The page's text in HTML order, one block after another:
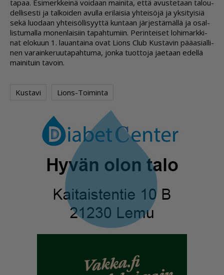
ta­paa. Esi­merk­kei­nä voi­daan mai­ni­ta, et­tä avus­te­taan ta­lou­
del­li­ses­ti ja tal­koi­den avul­la eri­lai­sia yh­tei­sö­jä ja yk­si­tyi­siä
sekä luo­daan yh­tei­söl­li­syyt­tä kun­taan jär­jes­tä­mäl­lä ja osal­
lis­tu­mal­la mo­nen­lai­siin ta­pah­tu­miin. Pe­rin­tei­set lo­hi­mark­ki­
nat elo­kuun 1. lau­an­tai­na ovat Li­ons Club Kus­ta­vin pää­a­si­al­li­
nen va­rain­ke­ruu­ta­pah­tu­ma, jon­ka tuot­to­ja ja­e­taan edel­lä
mai­ni­tuin ta­voin.
Kustavi Lions-Toiminta